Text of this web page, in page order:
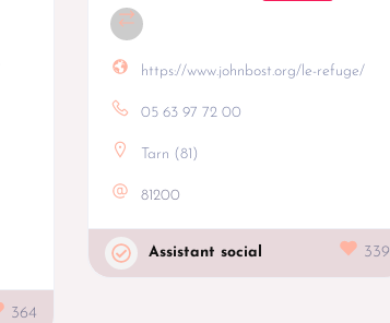
364
https://www.johnbost.org/le-refuge/
05 63 97 72 00
Tarn (81)
81200
Assistant social 339